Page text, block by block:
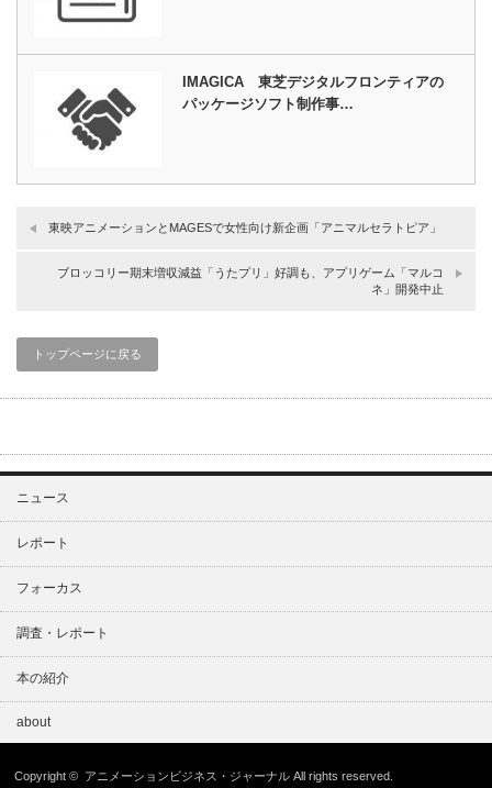
IMAGICA 東芝デジタルフロンティアの
パッケージソフト制作事…
東映アニメーションとMAGESで女性向け新企画「アニマルセラトピア」
ブロッコリー期末増収減益「うたプリ」好調も、アプリゲーム「マルコ
ネ」開発中止
トップページに戻る
ニュース
レポート
フォーカス
調査・レポート
本の紹介
about
Copyright © アニメーションビジネス・ジャーナル All rights reserved.